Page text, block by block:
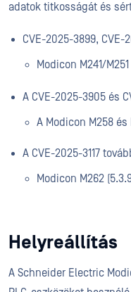
adatok titkosságát és
CVE-2025-3899, CVE-
Modicon M241/
A CVE-2025-3905 és
A Modicon M258
A CVE-2025-3117
Modicon M262
Helyreállítás
A Schneider Electric